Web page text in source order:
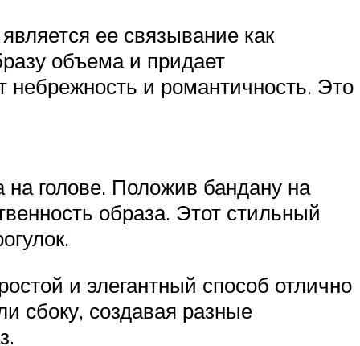
ее связывание как
объема и придает
небрежность и романтичность. Это
голове. Положив бандану на
образа. Этот стильный
и элегантный способ отлично
сбоку, создавая разные